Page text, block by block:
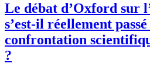
Le débat d’Oxford sur
s’est-il réellement
confrontation
?